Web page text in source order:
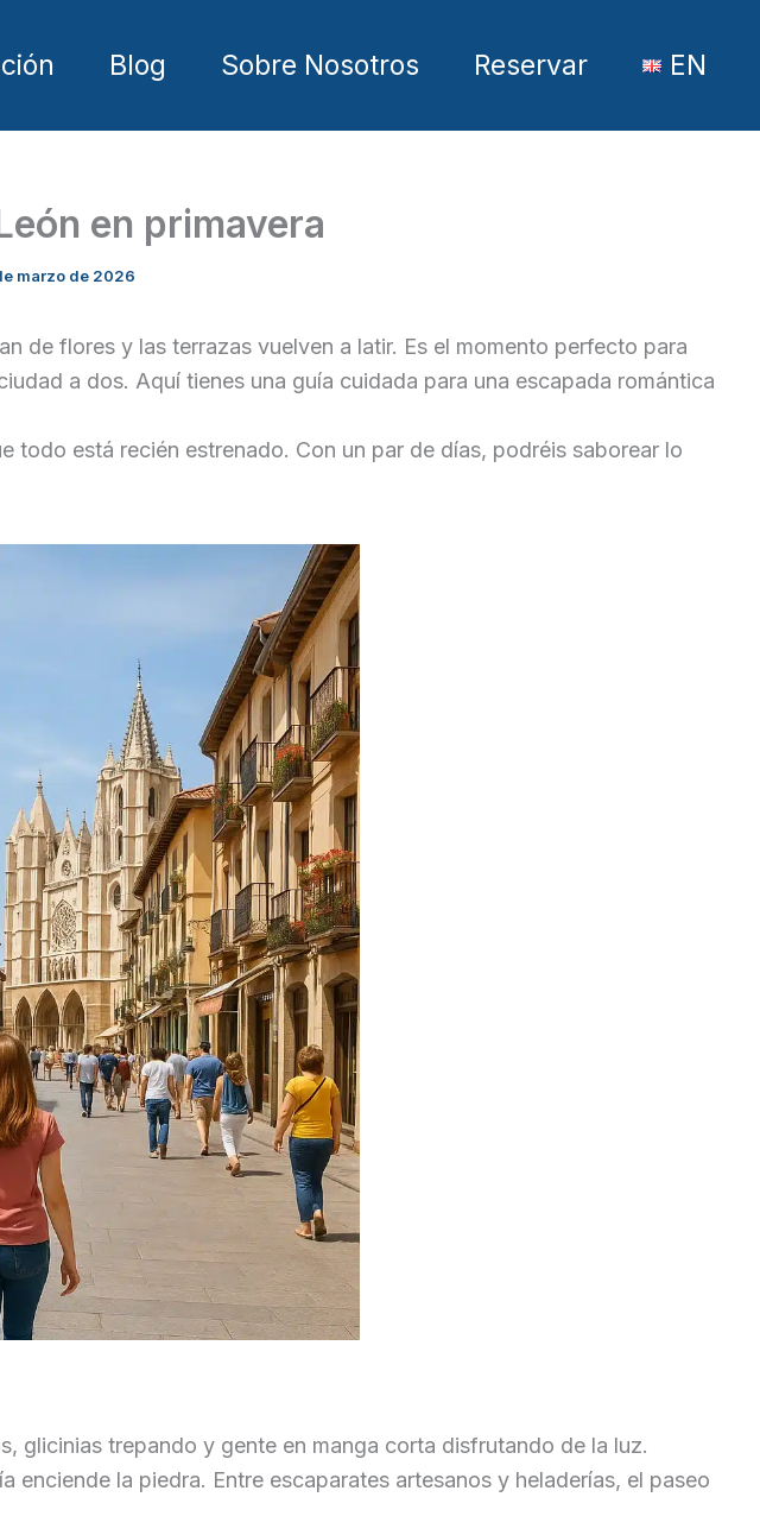
Blog Sobre Nosotros Reservar EN
en primavera
marzo de 2026
de flores y las terrazas vuelven a latir. Es el momento perfecto para
a dos. Aquí tienes una guía cuidada para una escapada romántica
todo está recién estrenado. Con un par de días, podréis saborear lo
glicinias trepando y gente en manga corta disfrutando de la luz.
la piedra. Entre escaparates artesanos y heladerías, el paseo